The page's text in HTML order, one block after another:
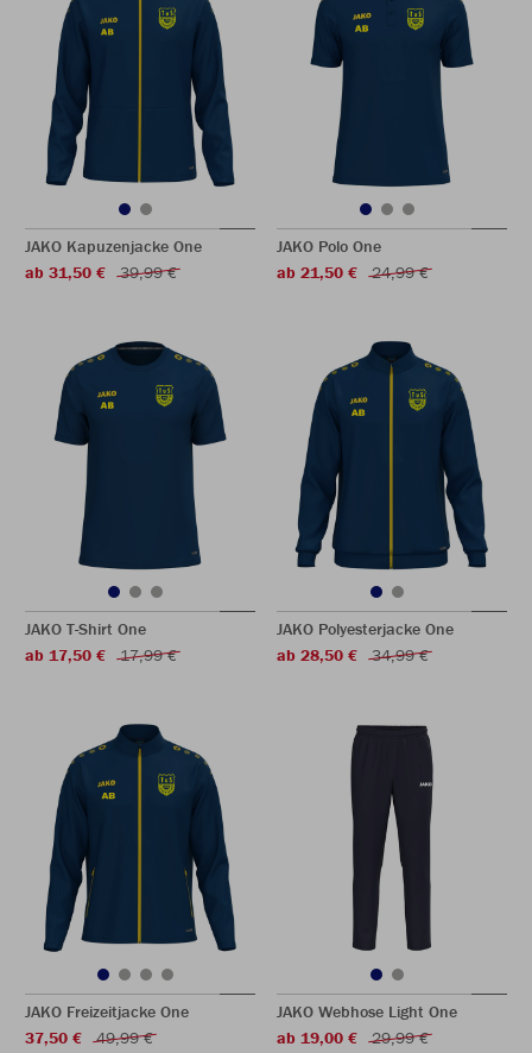
JAKO Kapuzenjacke One
ab 31,50 €
39,99 €
JAKO Polo One
ab 21,50 €
24,99 €
JAKO T-Shirt One
ab 17,50 €
17,99 €
JAKO Polyesterjacke One
ab 28,50 €
34,99 €
JAKO Freizeitjacke One
37,50 €
49,99 €
JAKO Webhose Light One
ab 19,00 €
29,99 €